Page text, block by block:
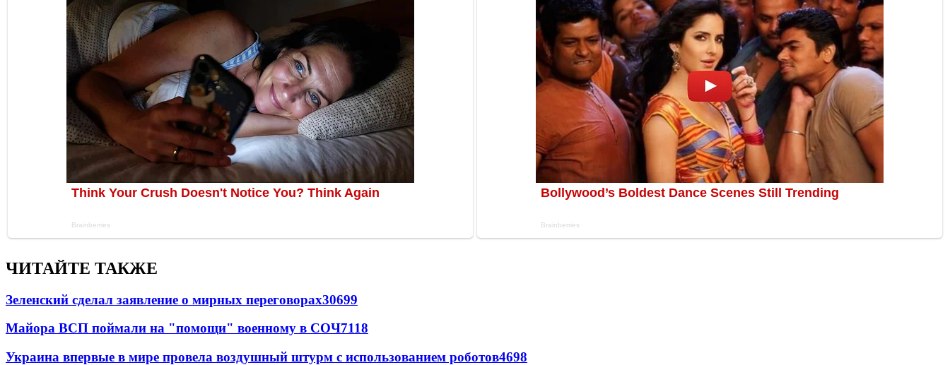
ЧИТАЙТЕ ТАКЖЕ
Зеленский сделал заявление о мирных переговорах30699
Майора ВСП поймали на "помощи" военному в СОЧ7118
Украина впервые в мире провела воздушный штурм с использованием роботов4698